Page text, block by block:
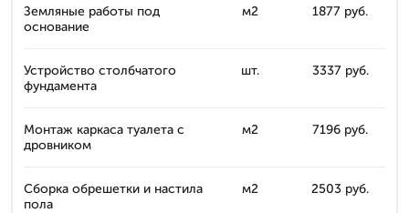
Земляные работы под
основание
м2 1877 руб.
Устройство столбчатого
фундамента
шт. 3337 руб.
Монтаж каркаса туалета с
дровником
м2 7196 руб.
Сборка обрешетки и настила
пола
м2 2503 руб.